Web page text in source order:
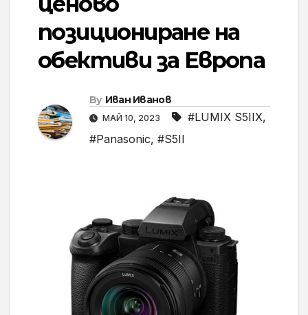
позициониране на
обективи за Европа
By Иван Иванов
МАЙ 10, 2023 #LUMIX S5IIX,
#Panasonic, #S5II